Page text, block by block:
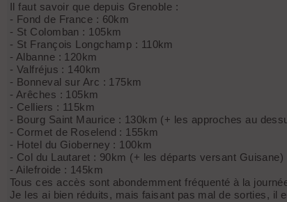
Il faut savoir que depuis Grenoble :
- Fond de France : 60km
- St Colomban : 105km
- St François Longchamp : 110km
- Albanne : 120km
- Valfréjus : 140km
- Bonneval sur Arc : 175km
- Arêches : 105km
- Celliers : 115km
- Bourg Saint Maurice : 130km (+ les approches au
- Cormet de Roselend : 155km
- Hotel du Gioberney : 100km
- Col du Lautaret : 90km (+ les départs versant Guisane)
- Ailefroide : 145km
Tous ces accès sont abondemment fréquenté à la
Je les ai bien réduits, mais faisant pas mal de sorties, il